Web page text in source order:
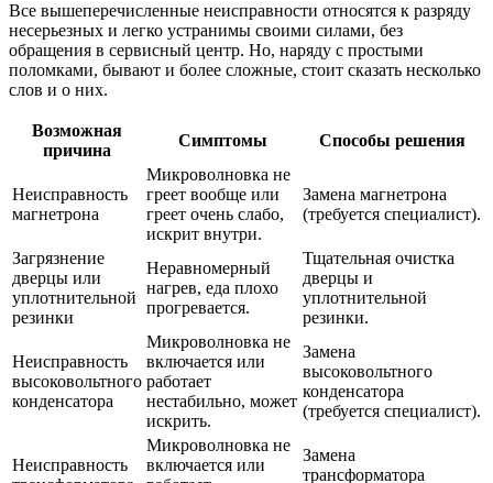
Все вышеперечисленные неисправности относятся к разряду
несерьезных и легко устранимы своими силами, без
обращения в сервисный центр. Но, наряду с простыми
поломками, бывают и более сложные, стоит сказать несколько
слов и о них.
Возможная
причина
Симптомы Способы решения
Неисправность
магнетрона
Микроволновка не
греет вообще или
греет очень слабо,
искрит внутри.
Замена магнетрона
(требуется специалист).
Загрязнение
дверцы или
уплотнительной
резинки
Неравномерный
нагрев, еда плохо
прогревается.
Тщательная очистка
дверцы и
уплотнительной
резинки.
Неисправность
высоковольтного
конденсатора
Микроволновка не
включается или
работает
нестабильно, может
искрить.
Замена
высоковольтного
конденсатора
(требуется специалист).
Неисправность
Микроволновка не
включается или
Замена
трансформатора